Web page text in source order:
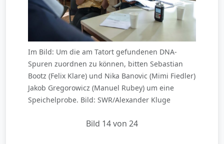
Im Bild: Um die am Tatort gefundenen DNA-
Spuren zuordnen zu können, bitten Sebastian
Bootz (Felix Klare) und Nika Banovic (Mimi Fiedler)
Jakob Gregorowicz (Manuel Rubey) um eine
Speichelprobe. Bild: SWR/Alexander Kluge
Bild 14 von 24